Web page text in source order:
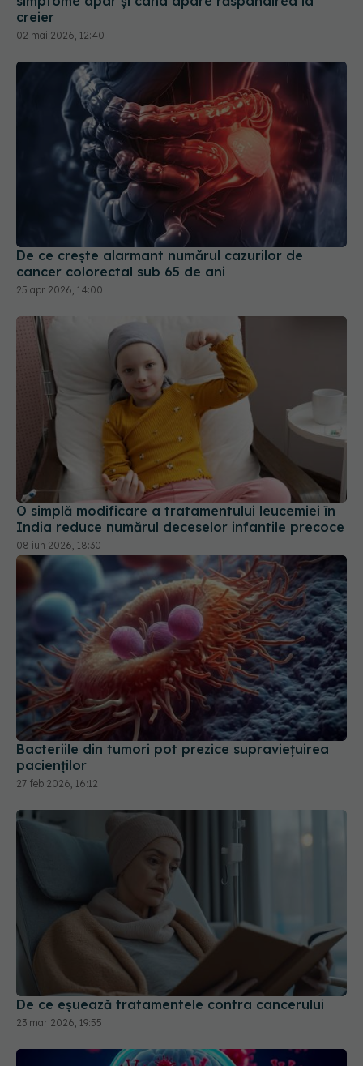
creier
02 mai 2026, 12:40
De ce crește alarmant numărul cazurilor de
cancer colorectal sub 65 de ani
25 apr 2026, 14:00
O simplă modificare a tratamentului leucemiei în
India reduce numărul deceselor infantile precoce
08 iun 2026, 18:30
Bacteriile din tumori pot prezice supraviețuirea
pacienților
27 feb 2026, 16:12
De ce eșuează tratamentele contra cancerului
23 mar 2026, 19:55